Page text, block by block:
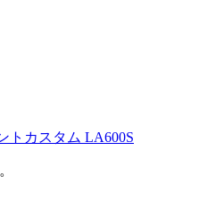
トカスタム LA600S